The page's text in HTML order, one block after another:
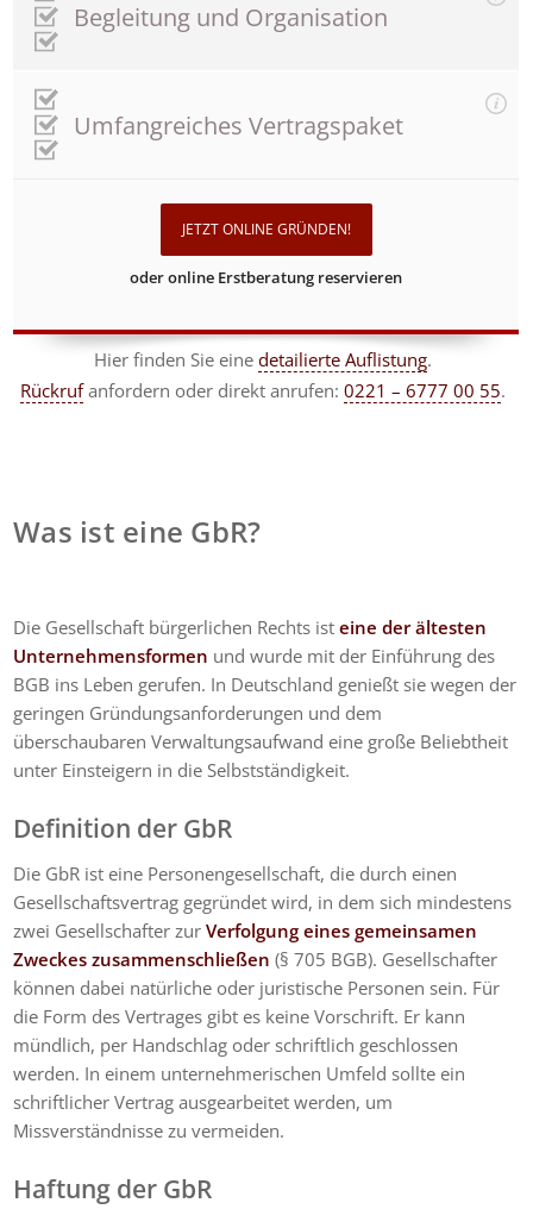
Begleitung und Organisation
Umfangreiches Vertragspaket
JETZT ONLINE GRÜNDEN!
oder online Erstberatung reservieren
Hier finden Sie einedetailierte Auflistung.
Rückrufanfordern oder direkt anrufen:0221 – 6777 00 55.
Was ist eine GbR?
Die Gesellschaft bürgerlichen Rechts isteine der ältesten
Unternehmensformen und wurde mit der Einführung des
BGB ins Leben gerufen. In Deutschland genießt sie wegen der
geringen Gründungsanforderungen und dem
überschaubaren Verwaltungsaufwand eine große Beliebtheit
unter Einsteigern in die Selbstständigkeit.
Definition der GbR
Die GbR ist eine Personengesellschaft, die durch einen
Gesellschaftsvertrag gegründet wird, in dem sich mindestens
zwei Gesellschafter zurVerfolgung eines gemeinsamen
Zweckes zusammenschließen (§ 705 BGB). Gesellschafter
können dabei natürliche oder juristische Personen sein. Für
die Form des Vertrages gibt es keine Vorschrift. Er kann
mündlich, per Handschlag oder schriftlich geschlossen
werden. In einem unternehmerischen Umfeld sollte ein
schriftlicher Vertrag ausgearbeitet werden, um
Missverständnisse zu vermeiden.
Haftung der GbR